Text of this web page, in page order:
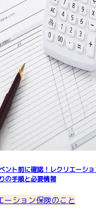
ント前に確認！レクリエーシ
の手順と必要情報
ーション保険のこと